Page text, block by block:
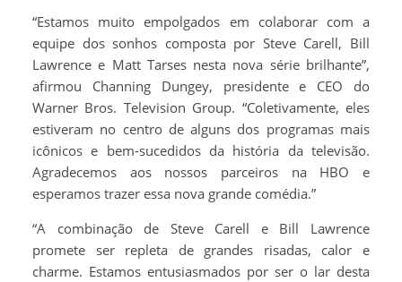
“Estamos muito empolgados em colaborar com a
equipe dos sonhos composta por Steve Carell, Bill
Lawrence e Matt Tarses nesta nova série brilhante”,
afirmou Channing Dungey, presidente e CEO do
Warner Bros. Television Group. “Coletivamente, eles
estiveram no centro de alguns dos programas mais
icônicos e bem-sucedidos da história da televisão.
Agradecemos aos nossos parceiros na HBO e
esperamos trazer essa nova grande comédia.”
“A combinação de Steve Carell e Bill Lawrence
promete ser repleta de grandes risadas, calor e
charme. Estamos entusiasmados por ser o lar desta